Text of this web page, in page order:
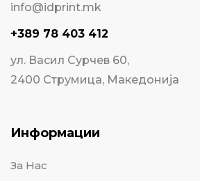
info@idprint.mk
+389 78 403 412
ул. Васил Сурчев 60,
2400 Струмица, Македонија
Информации
За Нас